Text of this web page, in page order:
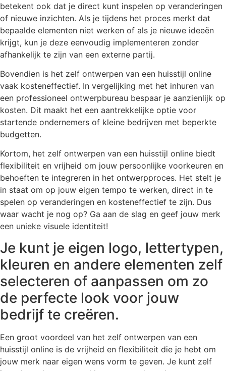
betekent ook dat je direct kunt inspelen op veranderingen
of nieuwe inzichten. Als je tijdens het proces merkt dat
bepaalde elementen niet werken of als je nieuwe ideeën
krijgt, kun je deze eenvoudig implementeren zonder
afhankelijk te zijn van een externe partij.
Bovendien is het zelf ontwerpen van een huisstijl online
vaak kosteneffectief. In vergelijking met het inhuren van
een professioneel ontwerpbureau bespaar je aanzienlijk op
kosten. Dit maakt het een aantrekkelijke optie voor
startende ondernemers of kleine bedrijven met beperkte
budgetten.
Kortom, het zelf ontwerpen van een huisstijl online biedt
flexibiliteit en vrijheid om jouw persoonlijke voorkeuren en
behoeften te integreren in het ontwerpproces. Het stelt je
in staat om op jouw eigen tempo te werken, direct in te
spelen op veranderingen en kosteneffectief te zijn. Dus
waar wacht je nog op? Ga aan de slag en geef jouw merk
een unieke visuele identiteit!
Je kunt je eigen logo, lettertypen,
kleuren en andere elementen zelf
selecteren of aanpassen om zo
de perfecte look voor jouw
bedrijf te creëren.
Een groot voordeel van het zelf ontwerpen van een
huisstijl online is de vrijheid en flexibiliteit die je hebt om
jouw merk naar eigen wens vorm te geven. Je kunt zelf